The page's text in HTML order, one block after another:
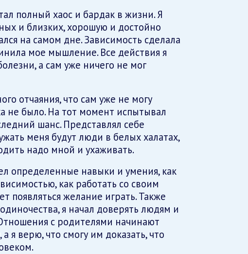
полный хаос и бардак в жизни. Я
и близких, хорошую и достойно
на самом дне. Зависимость сделала
мое мышление. Все действия я
а сам уже ничего не мог
отчаяния, что сам уже не могу
не было. На тот момент испытывал
шанс. Представлял себе
меня будут люди в белых халатах,
надо мной и ухаживать.
определенные навыки и умения, как
как работать со своим
появляться желание играть. Также
я начал доверять людям и
с родителями начинают
я верю, что смогу им доказать, что